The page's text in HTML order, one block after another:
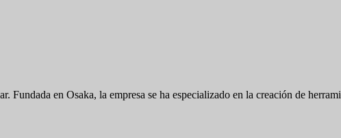
Fundada en Osaka, la empresa se ha especializado en la creación de